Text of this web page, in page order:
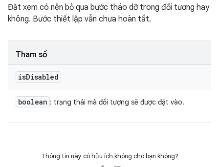
Đặt xem có nên bỏ qua bước tháo dỡ trong đối tượng hay
không. Bước thiết lập vẫn chưa hoàn tất.
Tham số
isDisabled
boolean : trạng thái mà đối tượng sẽ được đặt vào.
Thông tin này có hữu ích không cho bạn không?